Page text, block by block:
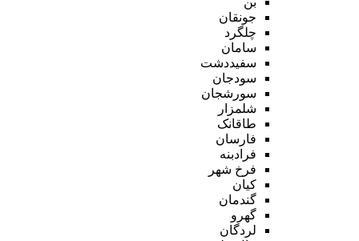
جونقان
چلگرد
سامان
سفیددشت
سودجان
سورشجان
شلمزار
طاقانک
فارسان
فرادبنه
فرخ شهر
کیان
گندمان
گهرو
لردگان